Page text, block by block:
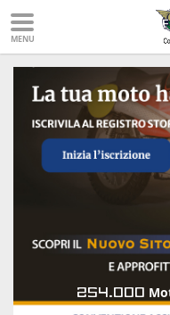
MENU
254.000